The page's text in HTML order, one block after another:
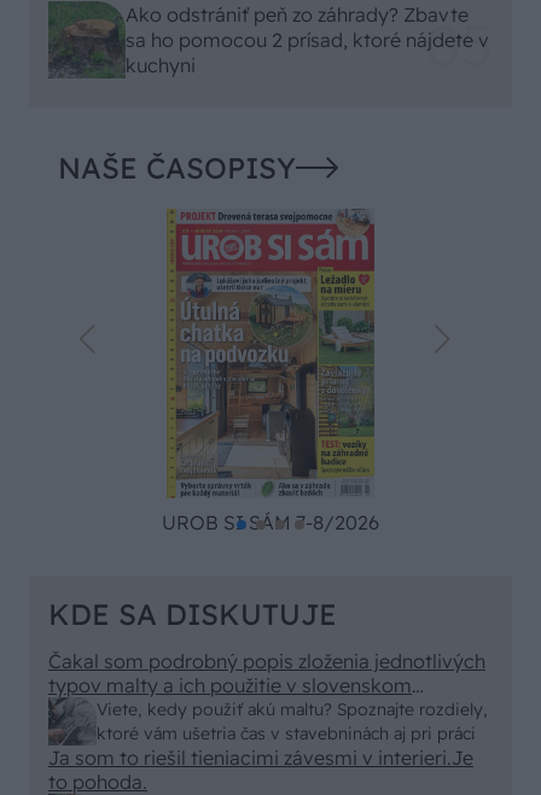
Ako odstrániť peň zo záhrady? Zbavte
sa ho pomocou 2 prísad, ktoré nájdete v
kuchyni
NAŠE ČASOPISY
UROB SI SÁM 7-8/2026
KDE SA DISKUTUJE
Viete, kedy použiť akú maltu? Spoznajte rozdiely,
ktoré vám ušetria čas v stavebninách aj pri práci
Čakal som podrobný popis zloženia jednotlivých
typov malty a ich použitie v slovenskom
prostredí, no dostal som len pár primitívnych rád
o výbere vriec v stavebninách. Kde sa podel
názov a zmysel časopisu "Urob si sám" ? To
skutočne už nemáme na Slovensku "fachmanov"!
Ja som to riešil tieniacimi závesmi v interieri.Je
to pohoda.